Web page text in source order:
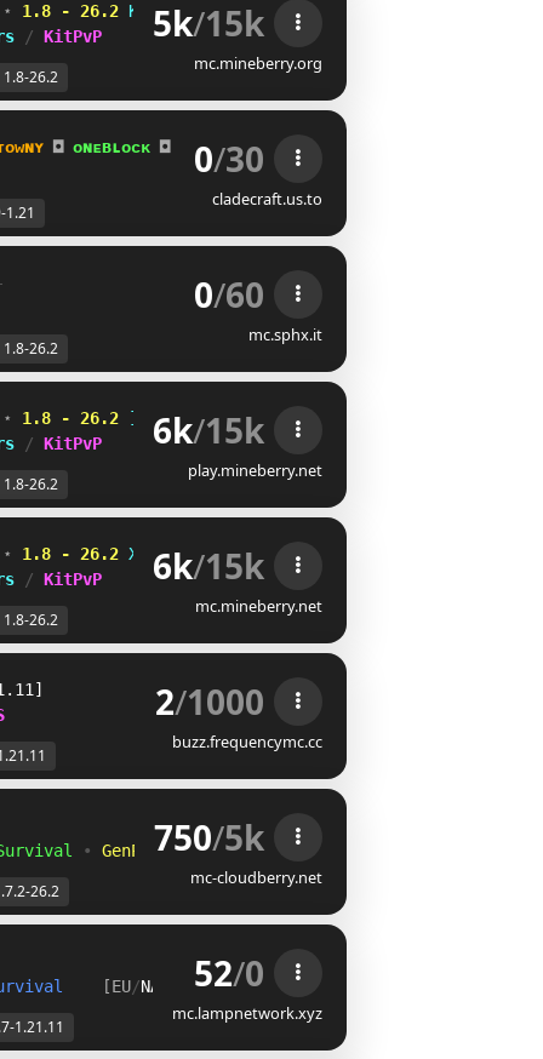
⋆ 1.8 - 26.2 M]@UHSV HI][TJG
/ KitPvP 5k/15k
mc.mineberry.org
1.8-26.2
◘ ᴏɴᴇʙʟᴏᴄᴋ ◘ ᴋɪᴛᴘᴠᴘ (Now 1.21!)
0/30
cladecraft.us.to
1.21
[ 1.8 - 26.2
0/60
mc.sphx.it
1.8-26.2
⋆ 1.8 - 26.2 ZONC@QE \XOAWVW
/ KitPvP 6k/15k
play.mineberry.net
1.8-26.2
⋆ 1.8 - 26.2 HXII^AE EKBI[TR
/ KitPvP 6k/15k
mc.mineberry.net
1.8-26.2
2/1000
buzz.frequencymc.cc
• GenPVP750/5k
mc-cloudberry.net
26.2
[EU/NA 52/0
mc.lampnetwork.xyz
1.21.11